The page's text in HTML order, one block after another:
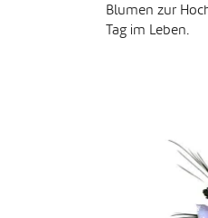
Blumen zur
Tag im Leben.